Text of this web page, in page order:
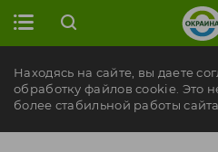
Находясь на сайте, вы даете
обработку файлов cookie. Это
более стабильной работы сайта.